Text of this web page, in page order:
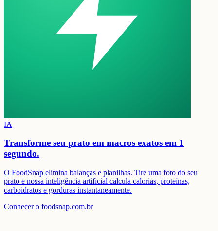
IA
Transforme seu prato em macros exatos em 1
segundo.
O FoodSnap elimina balanças e planilhas. Tire uma foto do seu
prato e nossa inteligência artificial calcula calorias, proteínas,
carboidratos e gorduras instantaneamente.
Conhecer o foodsnap.com.br